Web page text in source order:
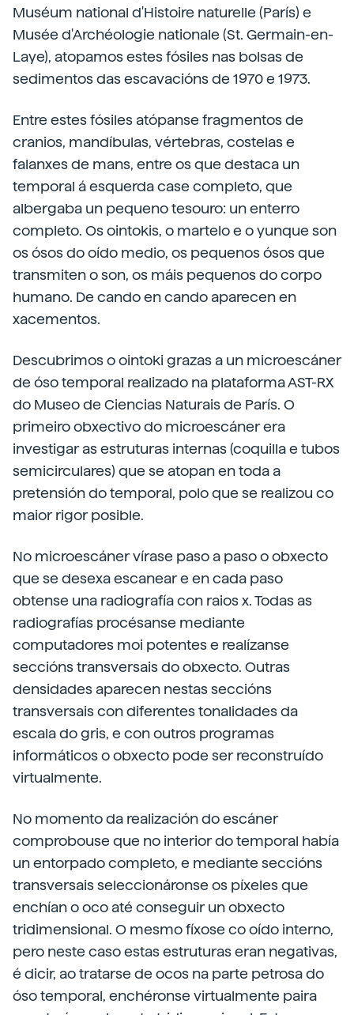
Muséum national d'Histoire naturelle (París) e
Musée d'Archéologie nationale (St. Germain-en-
Laye), atopamos estes fósiles nas bolsas de
sedimentos das escavacións de 1970 e 1973.
Entre estes fósiles atópanse fragmentos de
cranios, mandíbulas, vértebras, costelas e
falanxes de mans, entre os que destaca un
temporal á esquerda case completo, que
albergaba un pequeno tesouro: un enterro
completo. Os ointokis, o martelo e o yunque son
os ósos do oído medio, os pequenos ósos que
transmiten o son, os máis pequenos do corpo
humano. De cando en cando aparecen en
xacementos.
Descubrimos o ointoki grazas a un microescáner
de óso temporal realizado na plataforma AST-RX
do Museo de Ciencias Naturais de París. O
primeiro obxectivo do microescáner era
investigar as estruturas internas (coquilla e tubos
semicirculares) que se atopan en toda a
pretensión do temporal, polo que se realizou co
maior rigor posible.
No microescáner vírase paso a paso o obxecto
que se desexa escanear e en cada paso
obtense una radiografía con raios x. Todas as
radiografías procésanse mediante
computadores moi potentes e realízanse
seccións transversais do obxecto. Outras
densidades aparecen nestas seccións
transversais con diferentes tonalidades da
escala do gris, e con outros programas
informáticos o obxecto pode ser reconstruído
virtualmente.
No momento da realización do escáner
comprobouse que no interior do temporal había
un entorpado completo, e mediante seccións
transversais seleccionáronse os píxeles que
enchían o oco até conseguir un obxecto
tridimensional. O mesmo fíxose co oído interno,
pero neste caso estas estruturas eran negativas,
é dicir, ao tratarse de ocos na parte petrosa do
óso temporal, enchéronse virtualmente paira